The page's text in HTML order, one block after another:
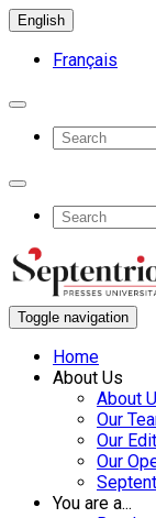
English
Français
Toggle navigation
Home
About Us
About
Our
Our
Our
You are a...